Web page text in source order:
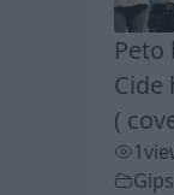
Peto
Cide
(
1